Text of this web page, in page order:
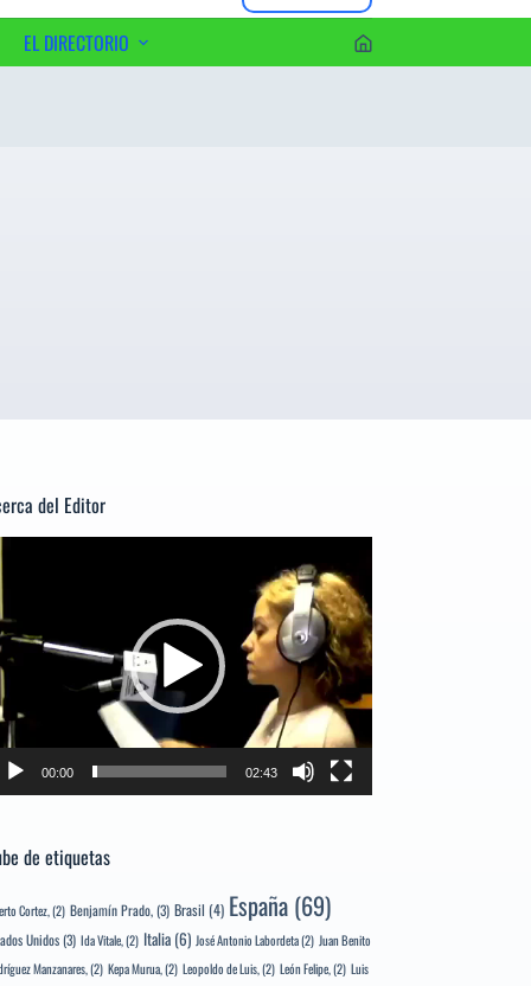
EL DIRECTORIO
del Editor
00:00 02:43
de etiquetas
Cortez,(2) Benjamín Prado,(3) Brasil (4) España (69)
Unidos(3) Ida Vitale,(2) Italia (6) José Antonio Labordeta(2) Juan Benito
Manzanares,(2) Kepa Murua,(2) Leopoldo de Luis,(2) León Felipe,(2) Luis